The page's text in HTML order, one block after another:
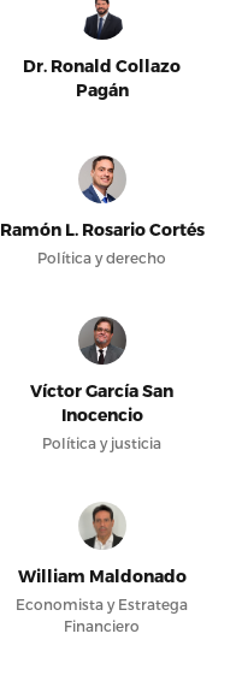
Dr. Ronald Collazo
Pagán
Ramón L. Rosario Cortés
Política y derecho
Víctor García San
Inocencio
Política y justicia
William Maldonado
Economista y Estratega
Financiero